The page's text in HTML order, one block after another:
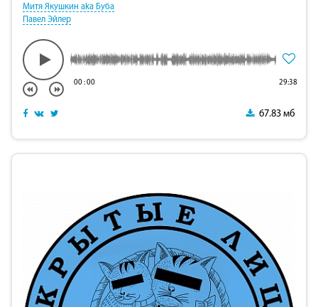
Митя Якушкин aka Буба
Павел Эйлер
00:00 29:38
67.83 мб